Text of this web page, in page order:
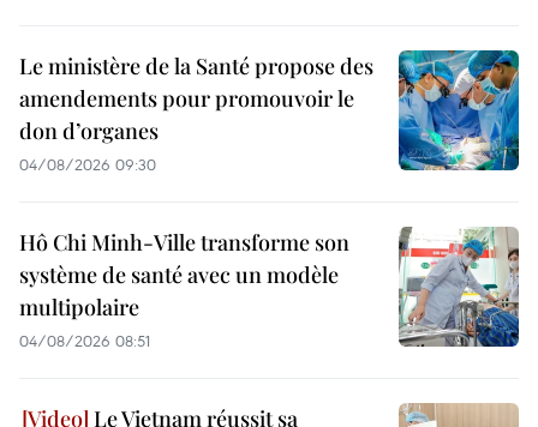
Le ministère de la Santé propose des
amendements pour promouvoir le
don d’organes
04/08/2026 09:30
Hô Chi Minh-Ville transforme son
système de santé avec un modèle
multipolaire
04/08/2026 08:51
Le Vietnam réussit sa